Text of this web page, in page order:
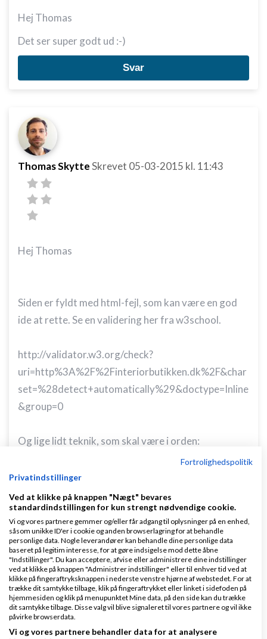
Hej Thomas
Det ser super godt ud :-)
Svar
Thomas SkytteSkrevet 05-03-2015 kl. 11:43
Hej Thomas
Siden er fyldt med html-fejl, som kan være en god
ide at rette. Se en validering her fra w3school.
http://validator.w3.org/check?
uri=http%3A%2F%2Finteriorbutikken.dk%2F&char
set=%28detect+automatically%29&doctype=Inline
&group=0
Og lige lidt teknik, som skal være i orden:
- Javascripts skal loaded i bunden af siden.
- Style skal lægges ud i css-filer og ikke inkluderes i
koden. Ligeledes medjavascript
Beskrivelsen (meta description) på forsiden bør
være længere (100-150 tegn) og mere relevant ift.
sidens indhold. Tekstindholdet på forsiden kunne i
den forbindelse også være bedre, da det
nuværende næppe virker så godt ift.
søgemaskinerne. Skriv en lille introduktion på
forsiden, som er relevant ift. indholdet.
Fortrolighedspolitik
Privatindstillinger
Ved at klikke på knappen "Nægt" bevares
standardindstillingen for kun strengt nødvendige cookie.
Vi og vores partnere gemmer og/eller får adgang til oplysninger på en enhed,
såsom unikke ID'er i cookie og anden browserlagring for at behandle
personlige data. Nogle leverandører kan behandle dine personlige data
baseret på legitim interesse, for at gøre indsigelse mod dette åbne
"Indstillinger". Du kan acceptere, afvise eller administrere dine indstillinger
ved at klikke på knappen "Administrer indstillinger" eller til enhver tid ved at
klikke på fingeraftryksknappen i nederste venstre hjørne af webstedet. For at
trække dit samtykke tilbage, klik på fingeraftrykket eller linket i sidefoden på
hjemmesiden og klik på menupunktet Mine data, på den side kan du trække
dit samtykke tilbage. Disse valg vil blive signaleret til vores partnere og vil ikke
påvirke browserdata.
Vi og vores partnere behandler data for at analysere